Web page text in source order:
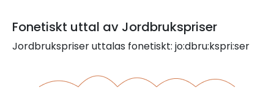
Fonetiskt uttal av Jordbrukspriser
Jordbrukspriser uttalas fonetiskt: jo:dbru:kspri:ser